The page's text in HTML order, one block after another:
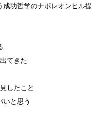
成功哲学のナポレオンヒル提
てきた
したこと
いと思う